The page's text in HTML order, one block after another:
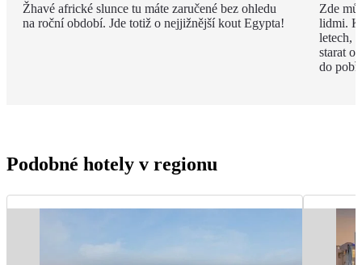
Žhavé africké slunce tu máte zaručené bez ohledu
na roční období. Jde totiž o nejjižnější kout Egypta!
Zde
lidmi. K
letech,
starat o
do
Podobné hotely v regionu